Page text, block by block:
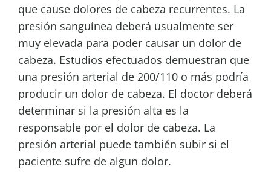
que cause dolores de cabeza recurrentes. La
presión sanguínea deberá usualmente ser
muy elevada para poder causar un dolor de
cabeza. Estudios efectuados demuestran que
una presión arterial de 200/110 o más podría
producir un dolor de cabeza. El doctor deberá
determinar si la presión alta es la
responsable por el dolor de cabeza. La
presión arterial puede también subir si el
paciente sufre de algun dolor.